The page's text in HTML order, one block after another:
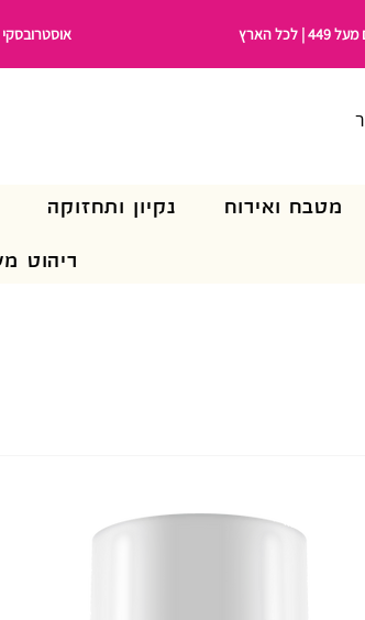
אוסטרובסקי 41,
מטבח ואירוח נקיון ותחזוקה
ריהוט